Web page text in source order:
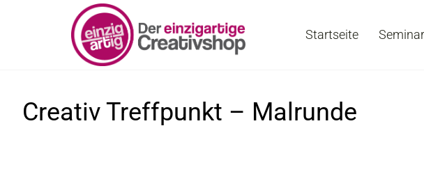
Startseite
Creativ Treffpunkt – Malrunde